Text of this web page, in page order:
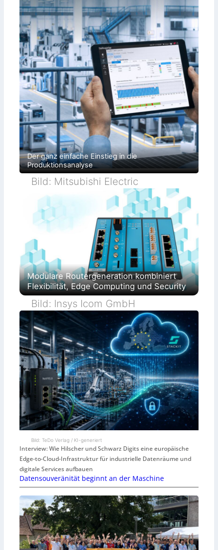
Der ganz einfache Einstieg in die
Produktionsanalyse
Bild: Mitsubishi Electric
Modulare Routergeneration kombiniert
Flexibilität, Edge Computing und Security
Bild: Insys Icom GmbH
Bild: TeDo Verlag / KI-generiert
Interview: Wie Hilscher und Schwarz Digits eine europäische
Edge-to-Cloud-Infrastruktur für industrielle Datenräume und
digitale Services aufbauen
Datensouveränität beginnt an der Maschine